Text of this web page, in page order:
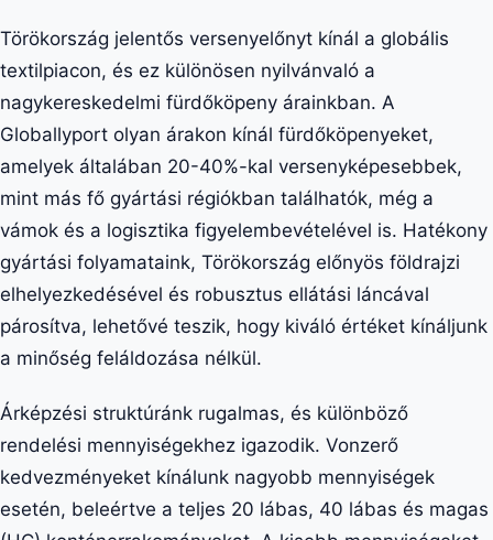
Törökország jelentős versenyelőnyt kínál a globális
textilpiacon, és ez különösen nyilvánvaló a
nagykereskedelmi fürdőköpeny árainkban. A
Globallyport olyan árakon kínál fürdőköpenyeket,
amelyek általában 20-40%-kal versenyképesebbek,
mint más fő gyártási régiókban találhatók, még a
vámok és a logisztika figyelembevételével is. Hatékony
gyártási folyamataink, Törökország előnyös földrajzi
elhelyezkedésével és robusztus ellátási láncával
párosítva, lehetővé teszik, hogy kiváló értéket kínáljunk
a minőség feláldozása nélkül.
Árképzési struktúránk rugalmas, és különböző
rendelési mennyiségekhez igazodik. Vonzerő
kedvezményeket kínálunk nagyobb mennyiségek
esetén, beleértve a teljes 20 lábas, 40 lábas és magas